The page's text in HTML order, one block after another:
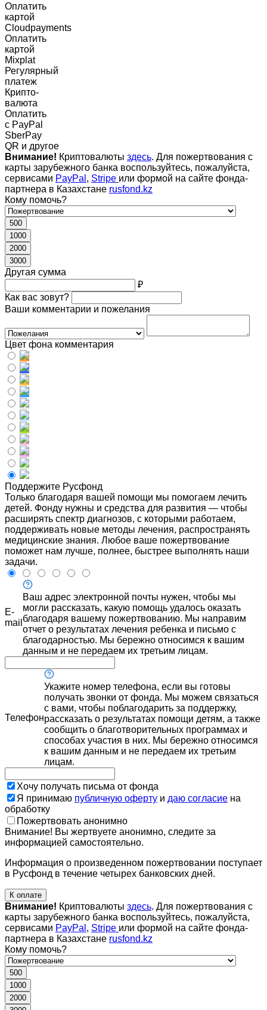
Оплатить
картой
Cloudpayments
Оплатить
картой
Mixplat
Регулярный
платеж
Крипто-
валюта
Оплатить
c PayPal
SberPay
QR и другое
Внимание! Криптовалюты здесь. Для пожертвования с
карты зарубежного банка воспользуйтесь, пожалуйста,
сервисами PayPal , Stripe или формой на сайте фонда-
партнера в Казахстане rusfond.kz
Кому помочь?
500
1000
2000
3000
Другая сумма
₽
Как вас зовут?
Ваши комментарии и пожелания
Цвет фона комментария
Поддержите Русфонд
Только благодаря вашей помощи мы помогаем лечить
детей. Фонду нужны и средства для развития — чтобы
расширять спектр диагнозов, с которыми работаем,
поддерживать новые методы лечения, распространять
медицинские знания. Любое ваше пожертвование
поможет нам лучше, полнее, быстрее выполнять наши
задачи.
E-
mail
Ваш адрес электронной почты нужен, чтобы мы
могли рассказать, какую помощь удалось оказать
благодаря вашему пожертвованию. Мы направим
отчет о результатах лечения ребенка и письмо с
благодарностью. Мы бережно относимся к вашим
данным и не передаем их третьим лицам.
Телефон
Укажите номер телефона, если вы готовы
получать звонки от фонда. Мы можем связаться
с вами, чтобы поблагодарить за поддержку,
рассказать о результатах помощи детям, а также
сообщить о благотворительных программах и
способах участия в них. Мы бережно относимся
к вашим данным и не передаем их третьим
лицам.
Хочу получать письма от фонда
Я принимаю публичную оферту и даю согласие на
обработку
Пожертвовать анонимно
Внимание! Вы жертвуете анонимно, следите за
информацией самостоятельно.
Информация о произведенном пожертвовании поступает
в Русфонд в течение четырех банковских дней.
К оплате
Внимание! Криптовалюты здесь. Для пожертвования с
карты зарубежного банка воспользуйтесь, пожалуйста,
сервисами PayPal , Stripe или формой на сайте фонда-
партнера в Казахстане rusfond.kz
Кому помочь?
500
1000
2000